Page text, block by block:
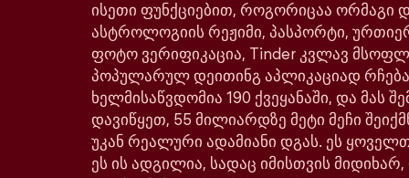
ისეთი ფუნქციებით, როგორიცაა ორმაგი
ასტროლოგიის რეჟიმი, პასპორტი,
ფოტო ვერიფიკაცია, Tinder კვლავ
პოპულარულ დეითინგ აპლიკაციად
ხელმისაწვდომია 190 ქვეყანაში, და მას
დავიწყეთ, 55 მილიარდზე მეტი მეჩი
უკან რეალური ადამიანი დგას. ეს
ეს ის ადგილია, სადაც იმისთვის